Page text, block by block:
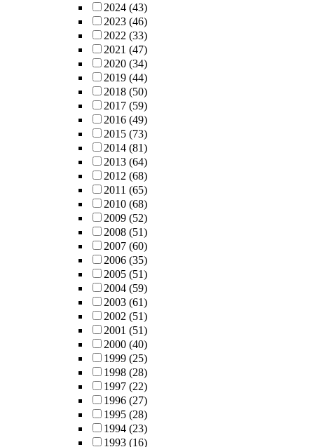
2024 (43)
2023 (46)
2022 (33)
2021 (47)
2020 (34)
2019 (44)
2018 (50)
2017 (59)
2016 (49)
2015 (73)
2014 (81)
2013 (64)
2012 (68)
2011 (65)
2010 (68)
2009 (52)
2008 (51)
2007 (60)
2006 (35)
2005 (51)
2004 (59)
2003 (61)
2002 (51)
2001 (51)
2000 (40)
1999 (25)
1998 (28)
1997 (22)
1996 (27)
1995 (28)
1994 (23)
1993 (16)